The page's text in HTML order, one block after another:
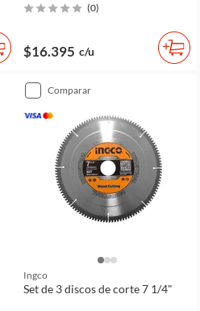
(0)
$16.395 c/u
comparar
Ingco
Set de 3 discos de corte 7 1/4"